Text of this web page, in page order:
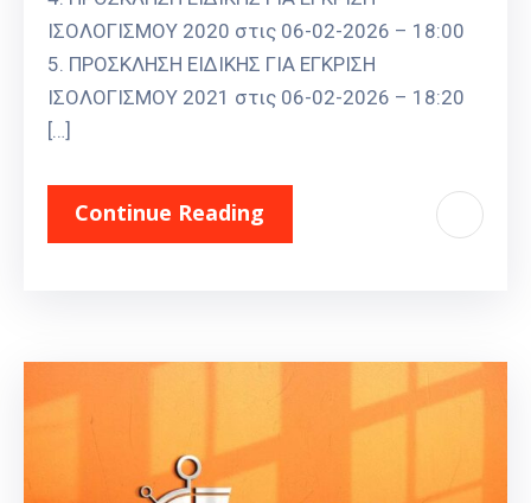
ΙΣΟΛΟΓΙΣΜΟΥ 2020 στις 06-02-2026 – 18:00
5. ΠΡΟΣΚΛΗΣΗ ΕΙΔΙΚΗΣ ΓΙΑ ΕΓΚΡΙΣΗ
ΙΣΟΛΟΓΙΣΜΟΥ 2021 στις 06-02-2026 – 18:20
[…]
Continue Reading